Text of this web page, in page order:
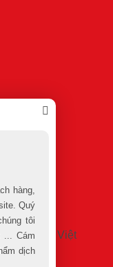
hàng,
Quý
tôi
... Cám
dịch